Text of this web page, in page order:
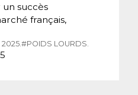
succès
français,
#POIDS LOURDS.